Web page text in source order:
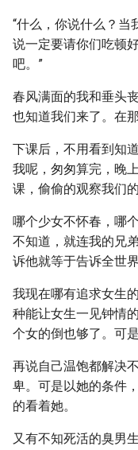
“什么，你说什么？当
说一定要请你们吃顿
吧。”
春风满面的我和垂头
也知道我们来了。在
下课后，不用看到知
我呢，匆匆算完，晚
课，偷偷的观察我们
哪个少女不怀春，哪
不知道，就连我的兄
诉他就等于告诉全世界
我现在哪有追求女生
种能让女生一见钟情
个女的倒也够了。可
再说自己温饱都解决
卑。可是以她的条件
的看着她。
又有不知死活的臭男